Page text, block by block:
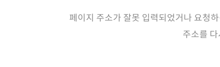
페이지 주소가 잘못 입력되었거나 요청
주소를